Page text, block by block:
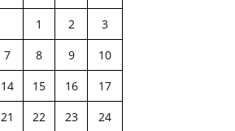
1 2
3
7 8 9
10
14 15 16
17
21 22 23
24